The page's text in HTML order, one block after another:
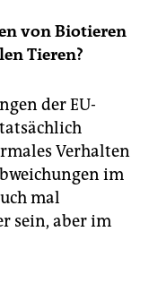
von Biotieren
Tieren?
der EU-
Verhalten
im
mal
sein, aber im